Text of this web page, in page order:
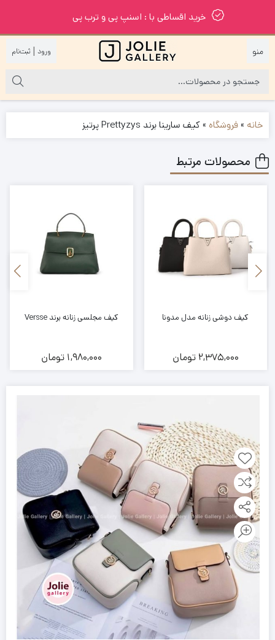
خرید اقساطی با : اسنپ پی و ترب پی
|
خانه »فروشگاه »کیف سارینا برند Prettyzys پرتیز
محصولات مرتبط
کیف دوشی زنانه مدل مدونا
2,375,000 تومان
کیف مجلسی زنانه برند Versse
1,980,000 تومان